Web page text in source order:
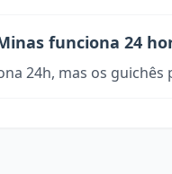
funciona 24
24h, mas os